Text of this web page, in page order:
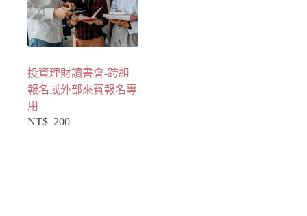
投資理財讀書會-跨組
報名或外部來賓報名專
用
NT$ 200